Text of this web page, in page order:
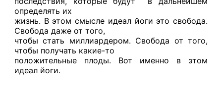
определять их
жизнь. В этом смысле идеал йоги это свобода.
Свобода даже от того,
чтобы стать миллиардером. Свобода от того,
чтобы получать какие-то
положительные плоды. Вот именно в этом
идеал йоги.